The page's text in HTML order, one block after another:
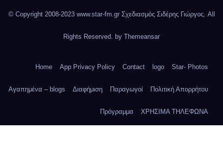
© Copyright 2008-2023 www.star-fm.gr Σχεδιασμός Σιδέρης Γιώργος. All
Rights Reserved. by Themeansar
Home App Privacy Policy Contact logo Star- Photos
Αγαπημένα – blogs Διαφήμιση Παραγωγοί Πολιτική Απορρήτου
Πρόγραμμα ΧΡΗΣΙΜΑ ΤΗΛΕΦΩΝΑ